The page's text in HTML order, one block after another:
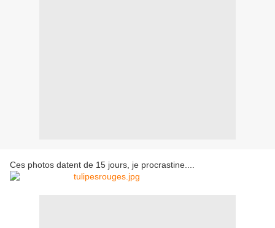
Ces photos datent de 15 jours, je procrastine....